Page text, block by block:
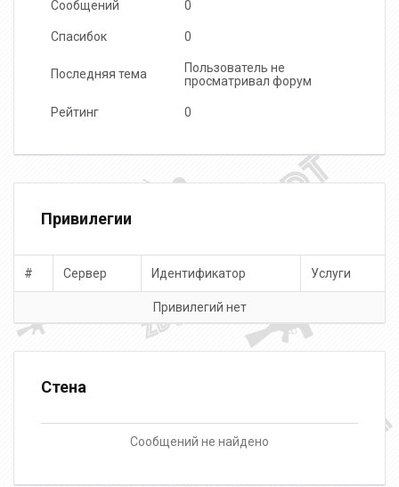
Сообщений 0
Спасибок 0
Последняя тема
Пользователь не
просматривал форум
Рейтинг 0
Привилегии
# Сервер Идентификатор Услуги
Привилегий нет
Стена
Сообщений не найдено